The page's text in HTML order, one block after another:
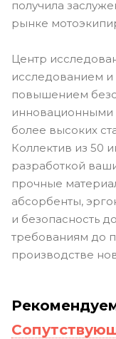
получила
рынке
Центр
исследованием
повышением
инновационными
более высоких
Коллектив из 50
разработкой
прочные
абсорбенты,
и безопасность
требованиям до
производстве